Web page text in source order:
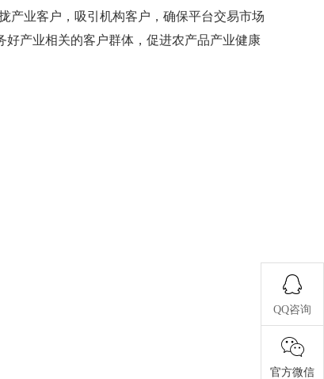
产业客户，吸引机构客户，确保平台交易市场
好产业相关的客户群体，促进农产品产业健康
QQ咨询
官方微信